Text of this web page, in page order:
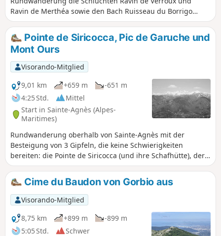
Ravin de Merthéa sowie den Bach Ruisseau du Borrigo
entdecken. Dabei kommen Sie auch an zahlreichen
Festungsanlagen vorbei, die die darunter liegenden Täler
überragen. Von der Pointe Siricocca aus können Sie Menton
und das Dorf Sainte-Agnès bewundern.
Pointe de Siricocca, Pic de Garuche und
Mont Ours
Visorando-Mitglied
9,01 km
+659 m
-651 m
4:25 Std.
Mittel
Start in Sainte-Agnès (Alpes-
Maritimes)
Rundwanderung oberhalb von Sainte-Agnès mit der
Besteigung von 3 Gipfeln, die keine Schwierigkeiten
bereiten: die Pointe de Siricocca (und ihre Schafhütte), der
Pic de Garuche (und sein Bunker) und der Mont Ours (und
sein DFCI-Wachposten auf dem Gipfel eines
Weißeichenwaldes). Vielfältige Ausblicke auf die Küste, den
Mercantour und das Hinterland von Nizza.
Cime du Baudon von Gorbio aus
Visorando-Mitglied
8,75 km
+899 m
-899 m
5:05 Std.
Schwer